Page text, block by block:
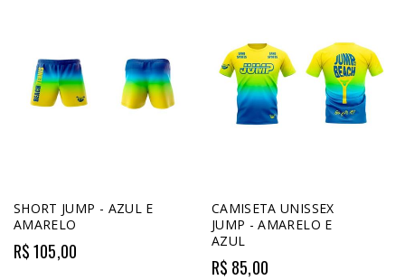
SHORT JUMP - AZUL E
AMARELO
R$ 105,00
CAMISETA UNISSEX
JUMP - AMARELO E
AZUL
R$ 85,00